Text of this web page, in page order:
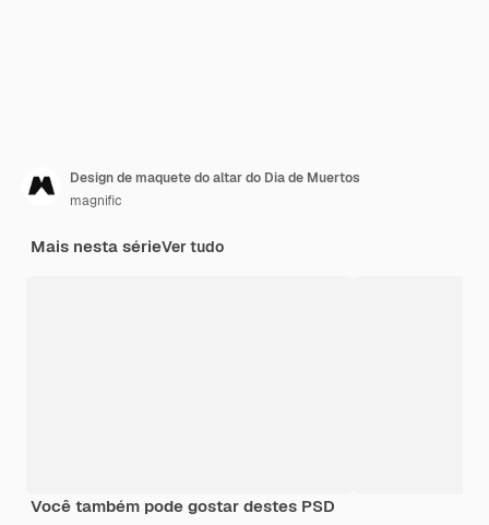
Design de maquete do altar do Dia de Muertos
magnific
Mais nesta sérieVer tudo
Você também pode gostar destes PSD